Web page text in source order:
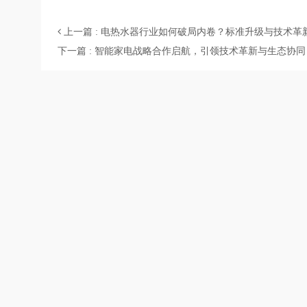
上一篇 : 电热水器行业如何破局内卷？标准升级与技术革
下一篇 : 智能家电战略合作启航，引领技术革新与生态协同